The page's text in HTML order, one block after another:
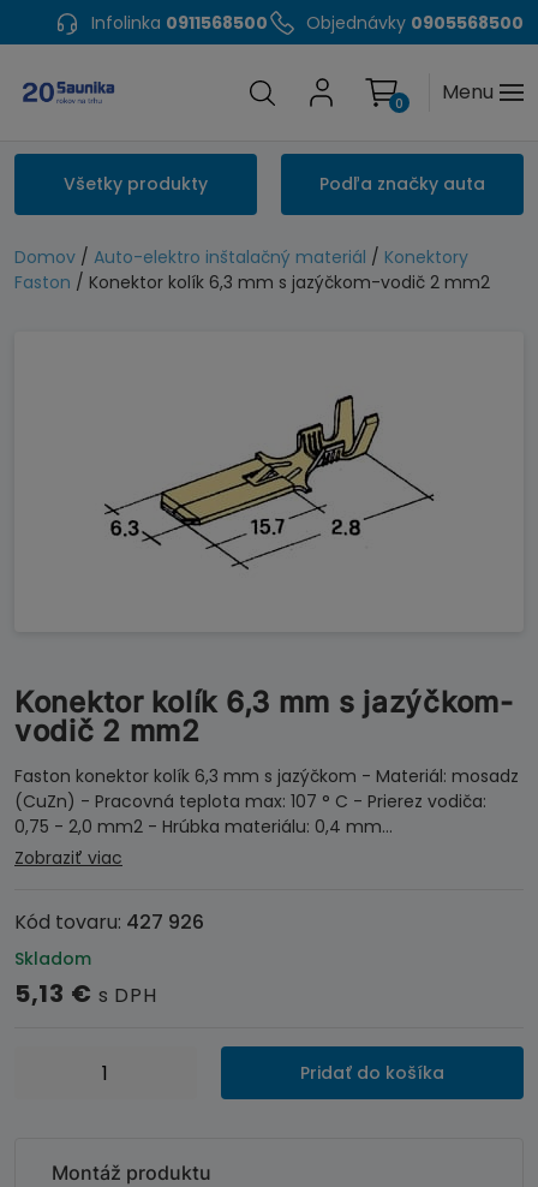
Infolinka 0911568500 Objednávky 0905568500
Menu
0
Všetky produkty Podľa značky auta
Domov / Auto-elektro inštalačný materiál / Konektory
Faston / Konektor kolík 6,3 mm s jazýčkom-vodič 2 mm2
Konektor kolík 6,3 mm s jazýčkom-
vodič 2 mm2
Faston konektor kolík 6,3 mm s jazýčkom - Materiál: mosadz
(CuZn) - Pracovná teplota max: 107 ° C - Prierez vodiča:
0,75 - 2,0 mm2 - Hrúbka materiálu: 0,4 mm…
Zobraziť viac
Kód tovaru: 427 926
Skladom
5,13 € s DPH
množstvo
Pridať do košíka
Montáž produktu